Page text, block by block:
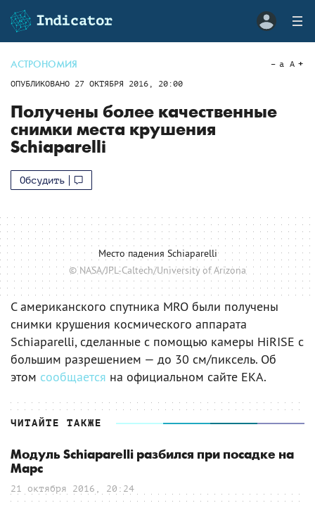
АСТРОНОМИЯ
ОПУБЛИКОВАНО 27 ОКТЯБРЯ 2016, 20:00
a A
Получены более качественные
снимки места крушения
Schiaparelli
Обсудить
Место падения Schiaparelli
© NASA/JPL-Caltech/University of Arizona
С американского спутника MRO были получены
снимки крушения космического аппарата
Schiaparelli, сделанные с помощью камеры HiRISE с
большим разрешением — до 30 см/пиксель. Об
этом сообщается на официальном сайте EКA.
ЧИТАЙТЕ ТАКЖЕ
Модуль Schiaparelli разбился при посадке на
Марс
21 октября 2016, 20:24